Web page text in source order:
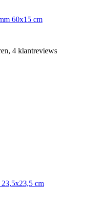
60x15 cm
4 klantreviews
cm